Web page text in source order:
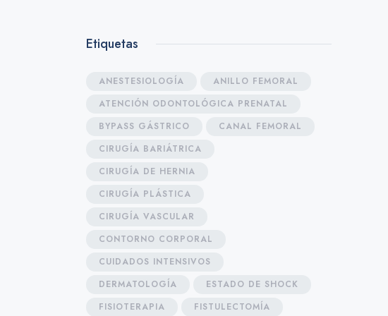
Etiquetas
ANESTESIOLOGÍA
ANILLO FEMORAL
ATENCIÓN ODONTOLÓGICA PRENATAL
BYPASS GÁSTRICO
CANAL FEMORAL
CIRUGÍA BARIÁTRICA
CIRUGÍA DE HERNIA
CIRUGÍA PLÁSTICA
CIRUGÍA VASCULAR
CONTORNO CORPORAL
CUIDADOS INTENSIVOS
DERMATOLOGÍA
ESTADO DE SHOCK
FISIOTERAPIA
FISTULECTOMÍA